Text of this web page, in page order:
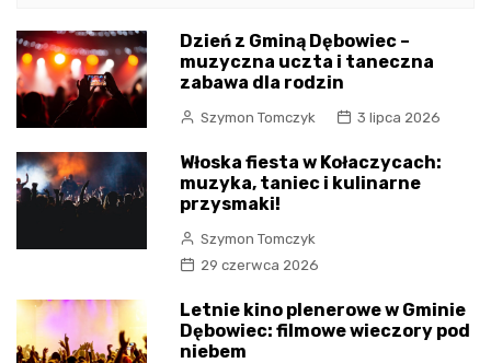
Dzień z Gminą Dębowiec –
muzyczna uczta i taneczna
zabawa dla rodzin
Szymon Tomczyk 3 lipca 2026
Włoska fiesta w Kołaczycach:
muzyka, taniec i kulinarne
przysmaki!
Szymon Tomczyk
29 czerwca 2026
Letnie kino plenerowe w Gminie
Dębowiec: filmowe wieczory pod
niebem